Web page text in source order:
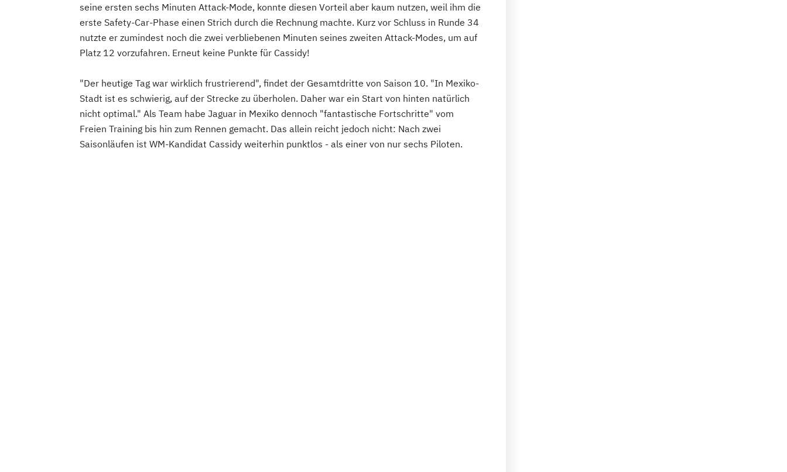
seine ersten sechs Minuten Attack-Mode, konnte diesen Vorteil aber kaum nutzen, weil ihm die
erste Safety-Car-Phase einen Strich durch die Rechnung machte. Kurz vor Schluss in Runde 34
nutzte er zumindest noch die zwei verbliebenen Minuten seines zweiten Attack-Modes, um auf
Platz 12 vorzufahren. Erneut keine Punkte für Cassidy!
"Der heutige Tag war wirklich frustrierend", findet der Gesamtdritte von Saison 10. "In Mexiko-
Stadt ist es schwierig, auf der Strecke zu überholen. Daher war ein Start von hinten natürlich
nicht optimal." Als Team habe Jaguar in Mexiko dennoch "fantastische Fortschritte" vom
Freien Training bis hin zum Rennen gemacht. Das allein reicht jedoch nicht: Nach zwei
Saisonläufen ist WM-Kandidat Cassidy weiterhin punktlos - als einer von nur sechs Piloten.